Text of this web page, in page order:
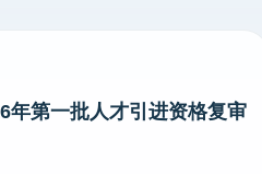
年第一批人才引进资格复审